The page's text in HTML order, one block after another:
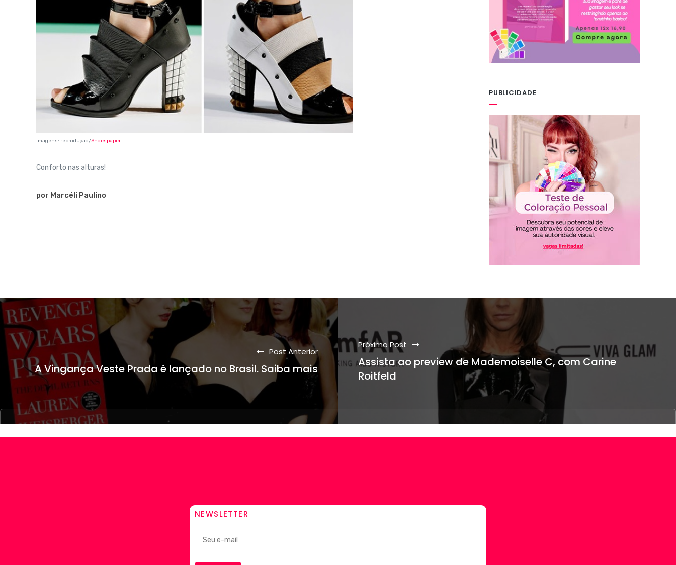
Imagens: reprodução/Shoespaper
Conforto nas alturas!
por Marcéli Paulino
PUBLICIDADE
Post Anterior
A Vingança Veste Prada é lançado no Brasil. Saiba mais
Próximo Post
Assista ao preview de Mademoiselle C, com Carine
Roitfeld
NEWSLETTER